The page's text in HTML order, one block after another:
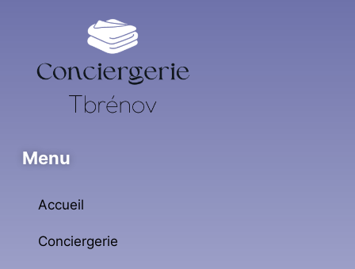
Menu
Accueil
Conciergerie